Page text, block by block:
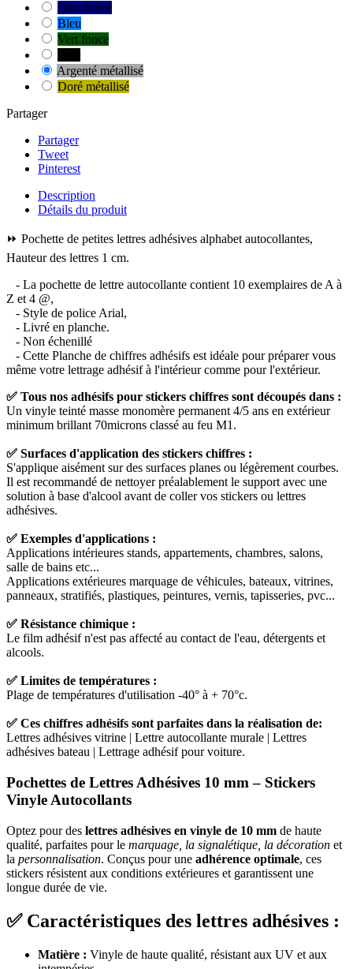
Bleu foncé
Bleu
Vert fonce
Argenté métallisé
Doré métallisé
Partager
Partager
Tweet
Pinterest
Description
Détails du produit
⏩ Pochette de petites lettres adhésives alphabet autocollantes,
Hauteur des lettres 1 cm.
- La pochette de lettre autocollante contient 10 exemplaires de A à
Z et 4 @,
- Style de police Arial,
- Livré en planche.
- Non échenillé
- Cette Planche de chiffres adhésifs est idéale pour préparer vous
même votre lettrage adhésif à l'intérieur comme pour l'extérieur.
✅ Tous nos adhésifs pour stickers chiffres sont découpés dans :
Un vinyle teinté masse monomère permanent 4/5 ans en extérieur
minimum brillant 70microns classé au feu M1.
✅ Surfaces d'application des stickers chiffres :
S'applique aisément sur des surfaces planes ou légèrement courbes.
Il est recommandé de nettoyer préalablement le support avec une
solution à base d'alcool avant de coller vos stickers ou lettres
adhésives.
✅ Exemples d'applications :
Applications intérieures stands, appartements, chambres, salons,
salle de bains etc...
Applications extérieures marquage de véhicules, bateaux, vitrines,
panneaux, stratifiés, plastiques, peintures, vernis, tapisseries, pvc...
✅ Résistance chimique :
Le film adhésif n'est pas affecté au contact de l'eau, détergents et
alcools.
✅ Limites de températures :
Plage de températures d'utilisation -40° à + 70°c.
✅ Ces chiffres adhésifs sont parfaites dans la réalisation de:
Lettres adhésives vitrine | Lettre autocollante murale | Lettres
adhésives bateau | Lettrage adhésif pour voiture.
Pochettes de Lettres Adhésives 10 mm – Stickers
Vinyle Autocollants
Optez pour des lettres adhésives en vinyle de 10 mm de haute
qualité, parfaites pour le marquage, la signalétique, la décoration et
la personnalisation. Conçus pour une adhérence optimale, ces
stickers résistent aux conditions extérieures et garantissent une
longue durée de vie.
✅ Caractéristiques des lettres adhésives :
Matière : Vinyle de haute qualité, résistant aux UV et aux